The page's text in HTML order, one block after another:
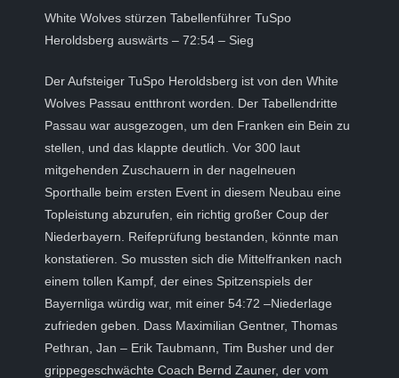
White Wolves stürzen Tabellenführer TuSpo
Heroldsberg auswärts – 72:54 – Sieg
Der Aufsteiger TuSpo Heroldsberg ist von den White
Wolves Passau entthront worden. Der Tabellendritte
Passau war ausgezogen, um den Franken ein Bein zu
stellen, und das klappte deutlich. Vor 300 laut
mitgehenden Zuschauern in der nagelneuen
Sporthalle beim ersten Event in diesem Neubau eine
Topleistung abzurufen, ein richtig großer Coup der
Niederbayern. Reifeprüfung bestanden, könnte man
konstatieren. So mussten sich die Mittelfranken nach
einem tollen Kampf, der eines Spitzenspiels der
Bayernliga würdig war, mit einer 54:72 –Niederlage
zufrieden geben. Dass Maximilian Gentner, Thomas
Pethran, Jan – Erik Taubmann, Tim Busher und der
grippegeschwächte Coach Bernd Zauner, der vom